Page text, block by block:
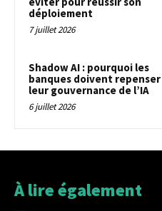
déploiement
7 juillet 2026
Shadow AI : pourquoi les
banques doivent repenser
leur gouvernance de l’IA
6 juillet 2026
À lire également